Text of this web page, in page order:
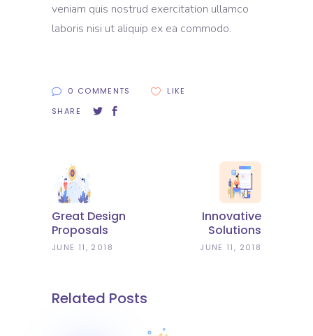
veniam quis nostrud exercitation ullamco
laboris nisi ut aliquip ex ea commodo.
0 COMMENTS
LIKE
SHARE
Great Design
Proposals
JUNE 11, 2018
Innovative
Solutions
JUNE 11, 2018
Related Posts